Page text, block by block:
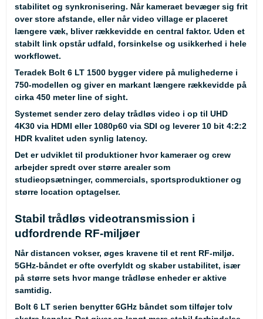
stabilitet og synkronisering. Når kameraet bevæger sig frit
over store afstande, eller når video village er placeret
længere væk, bliver rækkevidde en central faktor. Uden et
stabilt link opstår udfald, forsinkelse og usikkerhed i hele
workflowet.
Teradek Bolt 6 LT 1500 bygger videre på mulighederne i
750-modellen og giver en markant længere rækkevidde på
cirka 450 meter line of sight.
Systemet sender zero delay trådløs video i op til UHD
4K30 via HDMI eller 1080p60 via SDI og leverer 10 bit 4:2:2
HDR kvalitet uden synlig latency.
Det er udviklet til produktioner hvor kameraer og crew
arbejder spredt over større arealer som
studieopsætninger, commercials, sportsproduktioner og
større location optagelser.
Stabil trådløs videotransmission i
udfordrende RF-miljøer
Når distancen vokser, øges kravene til et rent RF-miljø.
5GHz-båndet er ofte overfyldt og skaber ustabilitet, især
på større sets hvor mange trådløse enheder er aktive
samtidig.
Bolt 6 LT serien benytter 6GHz båndet som tilføjer tolv